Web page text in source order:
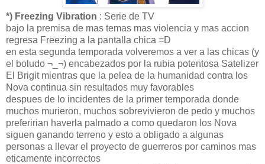
*) Freezing Vibration : Serie de TV
bajo la premisa de mas temas mas violencia y mas accion
regresa Freezing a la pantalla chica =D
en esta segunda temporada volveremos a ver a las chicas (y
el boludo ¬_¬) encabezados por la rubia potentosa Satelizer
El Brigit mientras que la pelea de la humanidad contra los
Nova continua sin resultados muy favorables
despues de lo incidentes de la primer temporada donde
muchos murieron, muchos sobrevivieron de pedo y muchos
preferirian haverla palmado a como quedaron los Nova
siguen ganando terreno y esto a obligado a algunas
personas a llevar el proyecto de guerreros por caminos mas
eticamente incorrectos